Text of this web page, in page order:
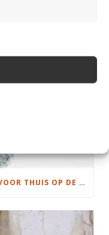
IDEALE CAPUCHONTRUI BREIEN VOOR THUIS OP DE BANK